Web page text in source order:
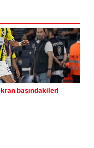
başındakileri